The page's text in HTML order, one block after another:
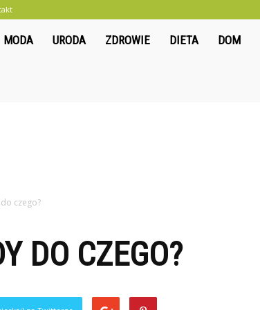
Oliwkowo.pl
MODA URODA ZDROWIE DIETA DOM
czego?
DO CZEGO?